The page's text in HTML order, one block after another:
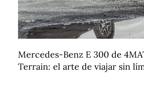
Mercedes-Benz E 300 de
Terrain: el arte de viajar sin